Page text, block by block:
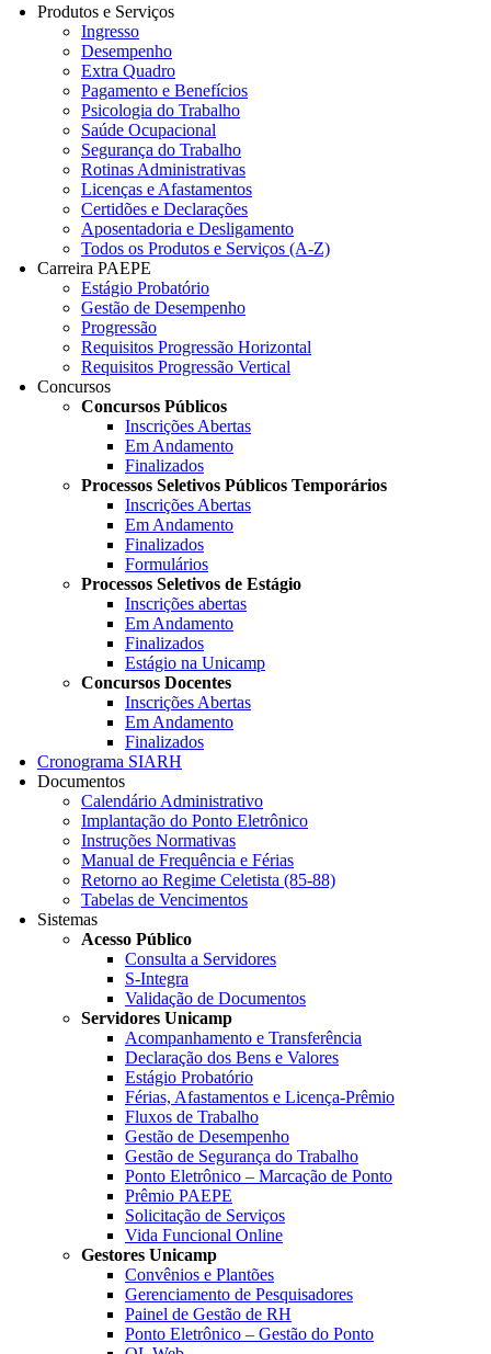
Produtos e Serviços
Ingresso
Desempenho
Extra Quadro
Pagamento e Benefícios
Psicologia do Trabalho
Saúde Ocupacional
Segurança do Trabalho
Rotinas Administrativas
Licenças e Afastamentos
Certidões e Declarações
Aposentadoria e Desligamento
Todos os Produtos e Serviços (A-Z)
Carreira PAEPE
Estágio Probatório
Gestão de Desempenho
Progressão
Requisitos Progressão Horizontal
Requisitos Progressão Vertical
Concursos
Concursos Públicos
Inscrições Abertas
Em Andamento
Finalizados
Processos Seletivos Públicos Temporários
Inscrições Abertas
Em Andamento
Finalizados
Formulários
Processos Seletivos de Estágio
Inscrições abertas
Em Andamento
Finalizados
Estágio na Unicamp
Concursos Docentes
Inscrições Abertas
Em Andamento
Finalizados
Cronograma SIARH
Documentos
Calendário Administrativo
Implantação do Ponto Eletrônico
Instruções Normativas
Manual de Frequência e Férias
Retorno ao Regime Celetista (85-88)
Tabelas de Vencimentos
Sistemas
Acesso Público
Consulta a Servidores
S-Integra
Validação de Documentos
Servidores Unicamp
Acompanhamento e Transferência
Declaração dos Bens e Valores
Estágio Probatório
Férias, Afastamentos e Licença-Prêmio
Fluxos de Trabalho
Gestão de Desempenho
Gestão de Segurança do Trabalho
Ponto Eletrônico – Marcação de Ponto
Prêmio PAEPE
Solicitação de Serviços
Vida Funcional Online
Gestores Unicamp
Convênios e Plantões
Gerenciamento de Pesquisadores
Painel de Gestão de RH
Ponto Eletrônico – Gestão do Ponto